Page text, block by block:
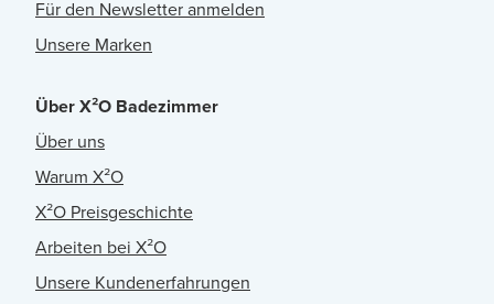
Für den Newsletter anmelden
Unsere Marken
Über X²O Badezimmer
Über uns
Warum X²O
X²O Preisgeschichte
Arbeiten bei X²O
Unsere Kundenerfahrungen